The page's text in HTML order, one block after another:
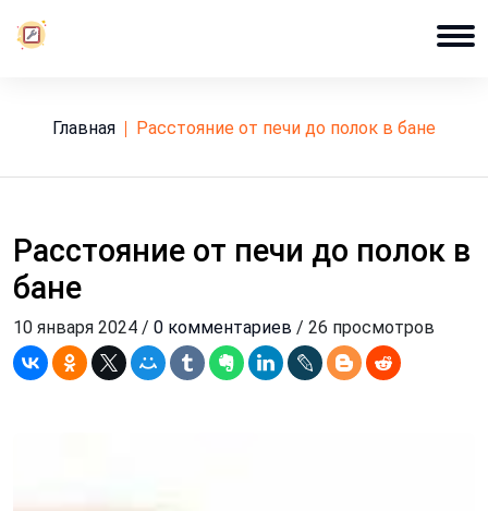
Главная расстояние от печи до полок в бане
Расстояние от печи до полок в
бане
10 января 2024 / 0 комментариев / 26 просмотров